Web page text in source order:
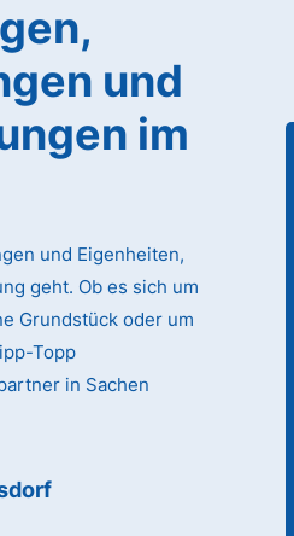
und
im
und Eigenheiten,
geht. Ob es sich um
Grundstück oder um
Topp
in Sachen